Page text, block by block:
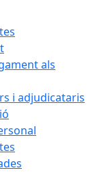
als
i adjudicataris